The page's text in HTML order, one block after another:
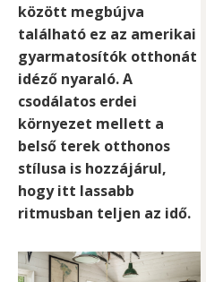
között megbújva
található ez az amerikai
gyarmatosítók otthonát
idéző nyaraló. A
csodálatos erdei
környezet mellett a
belső terek otthonos
stílusa is hozzájárul,
hogy itt lassabb
ritmusban teljen az idő.